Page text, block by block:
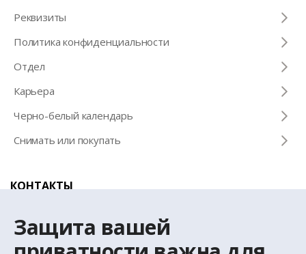
Защита вашей
Pеквизиты
Политика конфиденциальности
Отдел
Карьера
Черно-белый календарь
Снимать или покупать
КОНТАКТЫ
+371 67 032 300